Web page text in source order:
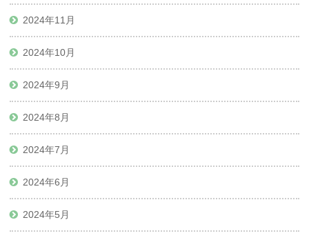
2024年11月
2024年10月
2024年9月
2024年8月
2024年7月
2024年6月
2024年5月